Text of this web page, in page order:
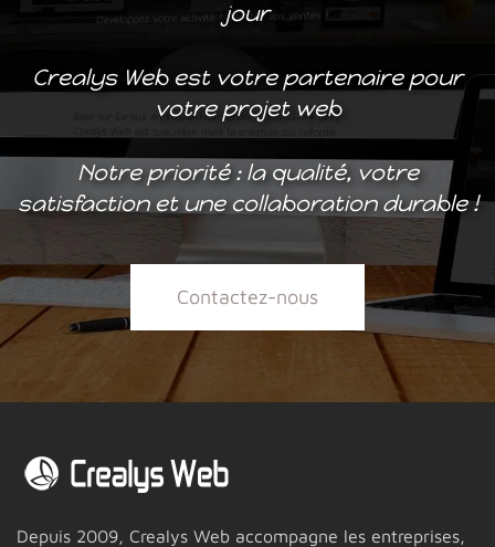
jour
Crealys Web est votre partenaire pour
votre projet web
Notre priorité : la qualité, votre
satisfaction et une collaboration durable !
Contactez-nous
Depuis 2009, Crealys Web accompagne les entreprises,